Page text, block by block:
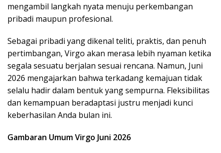
mengambil langkah nyata menuju perkembangan
pribadi maupun profesional.
Sebagai pribadi yang dikenal teliti, praktis, dan penuh
pertimbangan, Virgo akan merasa lebih nyaman ketika
segala sesuatu berjalan sesuai rencana. Namun, Juni
2026 mengajarkan bahwa terkadang kemajuan tidak
selalu hadir dalam bentuk yang sempurna. Fleksibilitas
dan kemampuan beradaptasi justru menjadi kunci
keberhasilan Anda bulan ini.
Gambaran Umum Virgo Juni 2026